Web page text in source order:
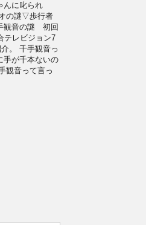
んに叱られ
の謎▽歩行者
観音の謎 初回
テレビジョン7
。 千手観音っ
手が千本ないの
観音って言っ